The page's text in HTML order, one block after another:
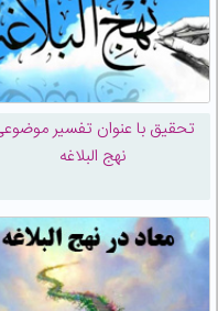
تحقیق با عنوان تفسیر
نهج البلاغه